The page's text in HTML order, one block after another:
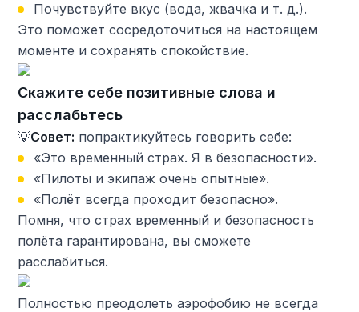
Почувствуйте вкус (вода, жвачка и т. д.).
Это поможет сосредоточиться на настоящем
моменте и сохранять спокойствие.
Скажите себе позитивные слова и
расслабьтесь
💡Совет: попрактикуйтесь говорить себе:
«Это временный страх. Я в безопасности».
«Пилоты и экипаж очень опытные».
«Полёт всегда проходит безопасно».
Помня, что страх временный и безопасность
полёта гарантирована, вы сможете
расслабиться.
Полностью преодолеть аэрофобию не всегда